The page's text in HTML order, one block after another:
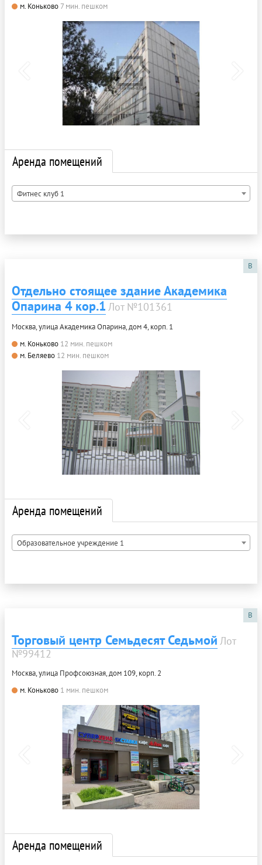
м. Коньково 7 мин. пешком
Аренда помещений
Фитнес клуб 1
B
Отдельно стоящее здание Академика
Опарина 4 кор.1 Лот №101361
Москва, улица Академика Опарина, дом 4, корп. 1
м. Коньково 12 мин. пешком
м. Беляево 12 мин. пешком
Аренда помещений
Образовательное учреждение 1
B
Торговый центр Семьдесят Седьмой Лот
№99412
Москва, улица Профсоюзная, дом 109, корп. 2
м. Коньково 1 мин. пешком
Аренда помещений